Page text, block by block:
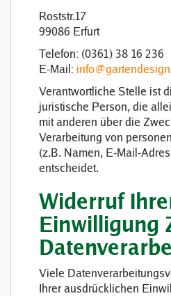
Roststr.17
99086 Erfurt
Telefon: (0361) 38 16 236
E-Mail:
Verantwortliche Stelle ist
juristische Person, die
mit anderen über die
Verarbeitung von
(z.B. Namen, E-Mail-
entscheidet.
Widerruf
Einwilligung
Viele
Ihrer ausdrücklichen